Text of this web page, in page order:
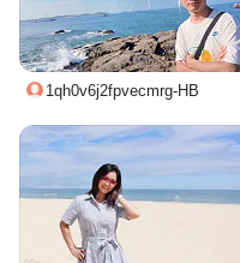
1qh0v6j2fpvecmrg-HB